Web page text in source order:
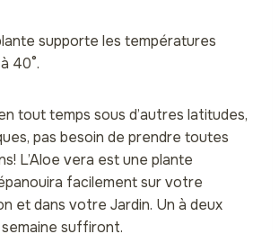
supporte les températures
40°.
tout temps sous d’autres latitudes,
pas besoin de prendre toutes
L’Aloe vera est une plante
facilement sur votre
et dans votre Jardin. Un à deux
suffiront.